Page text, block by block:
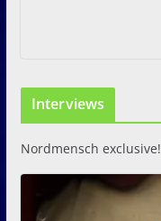
Interviews
Nordmensch exclusive!